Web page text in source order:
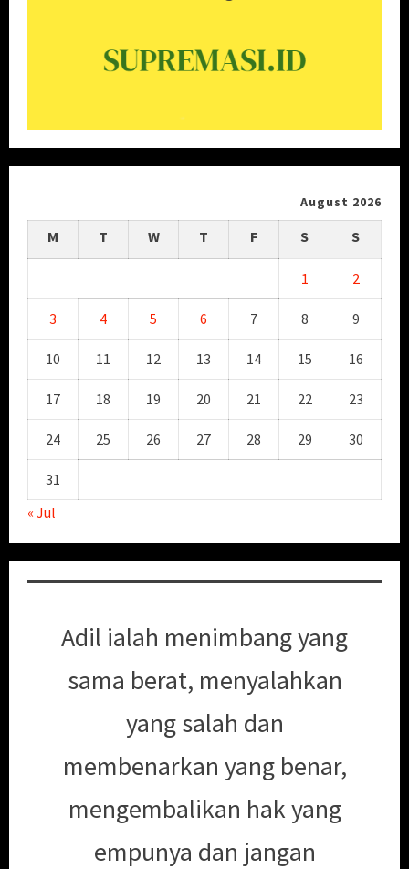
August 2026
M T W T F S S
1 2
3 4 5 6 7 8 9
10 11 12 13 14 15 16
17 18 19 20 21 22 23
24 25 26 27 28 29 30
31
« Jul
Adil ialah menimbang yang
sama berat, menyalahkan
yang salah dan
membenarkan yang benar,
mengembalikan hak yang
empunya dan jangan